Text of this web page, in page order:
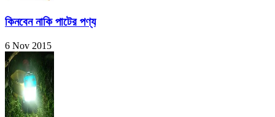
কিনবেন নাকি পাটের পণ্য
6 Nov 2015